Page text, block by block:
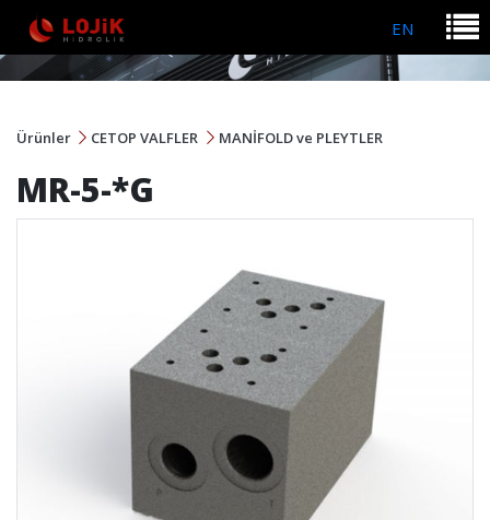
EN
Ürünler CETOP VALFLER MANİFOLD ve PLEYTLER
MR-5-*G